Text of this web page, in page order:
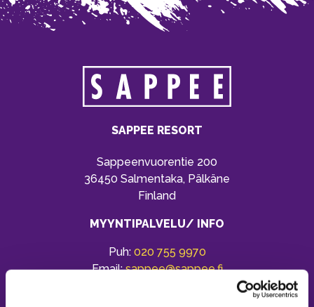
SAPPEE RESORT
Sappeenvuorentie 200
36450 Salmentaka, Pälkäne
Finland
MYYNTIPALVELU/ INFO
Puh: 020 755 9970
Email:sappee@sappee.fi